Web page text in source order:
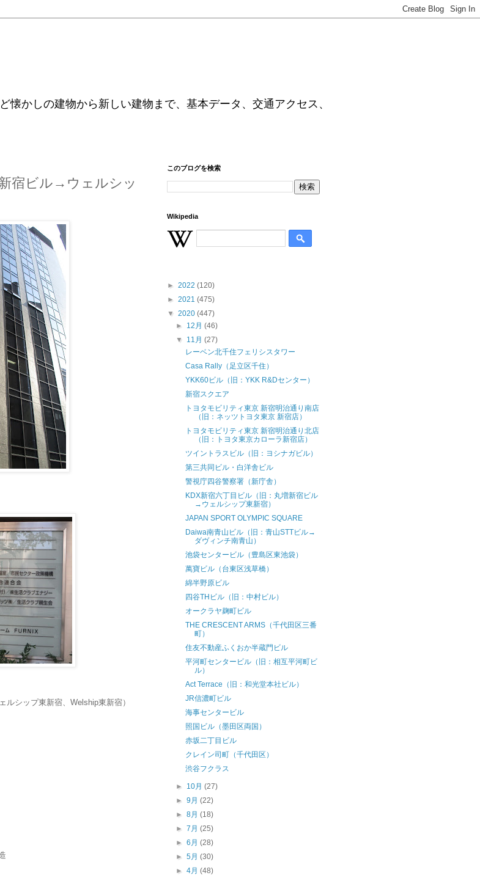
懐かしの建物から新しい建物まで、基本データ、交通アクセス、
宿ビル→ウェルシッ
シップ東新宿、Welship東新宿）
このブログを検索
Wikipedia
► 2022 (120)
► 2021 (475)
▼ 2020 (447)
► 12月(46)
▼ 11月(27)
レーベン北千住フェリシスタワー
Casa Rally（足立区千住）
YKK60ビル（旧：YKK R&Dセンター）
新宿スクエア
トヨタモビリティ東京 新宿明治通り南店
（旧：ネッツトヨタ東京 新宿店）
トヨタモビリティ東京 新宿明治通り北店
（旧：トヨタ東京カローラ新宿店）
ツイントラスビル（旧：ヨシナガビル）
第三共同ビル・白洋舎ビル
警視庁四谷警察署（新庁舎）
KDX新宿六丁目ビル（旧：丸増新宿ビル
→ウェルシップ東新宿）
JAPAN SPORT OLYMPIC SQUARE
Daiwa南青山ビル（旧：青山STTビル→
ダヴィンチ南青山）
池袋センタービル（豊島区東池袋）
萬寶ビル（台東区浅草橋）
綿半野原ビル
四谷THビル（旧：中村ビル）
オークラヤ麹町ビル
THE CRESCENT ARMS（千代田区三番
町）
住友不動産ふくおか半蔵門ビル
平河町センタービル（旧：相互平河町ビ
ル）
Act Terrace（旧：和光堂本社ビル）
JR信濃町ビル
海事センタービル
照国ビル（墨田区両国）
赤坂二丁目ビル
クレイン司町（千代田区）
渋谷フクラス
► 10月(27)
►9月(22)
►8月(18)
►7月(25)
►6月(28)
►5月(30)
►4月(48)